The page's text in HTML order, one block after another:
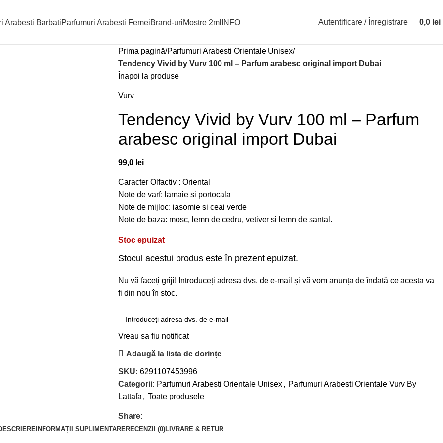
Arabesti BarbatiParfumuri Arabesti FemeiBrand-uriMostre 2ml INFO Autentificare / Înregistrare 0,0 lei
Prima pagină Parfumuri Arabesti Orientale Unisex
Tendency Vivid by Vurv 100 ml – Parfum arabesc original import Dubai
Înapoi la produse
Vurv
Tendency Vivid by Vurv 100 ml – Parfum
arabesc original import Dubai
99,0 lei
Caracter Olfactiv : Oriental
Note de varf: lamaie si portocala
Note de mijloc: iasomie si ceai verde
Note de baza: mosc, lemn de cedru, vetiver si lemn de santal.
Stoc epuizat
Stocul acestui produs este în prezent epuizat.
Nu vă faceți griji! Introduceți adresa dvs. de e-mail și vă vom anunța de îndată ce acesta va
fi din nou în stoc.
Vreau sa fiu notificat
Adaugă la lista de dorințe
SKU: 6291107453996
Categorii: Parfumuri Arabesti Orientale Unisex, Parfumuri Arabesti Orientale Vurv By
Lattafa , Toate produsele
Share:
INFORMAȚII SUPLIMENTARERECENZII (0)LIVRARE & RETUR